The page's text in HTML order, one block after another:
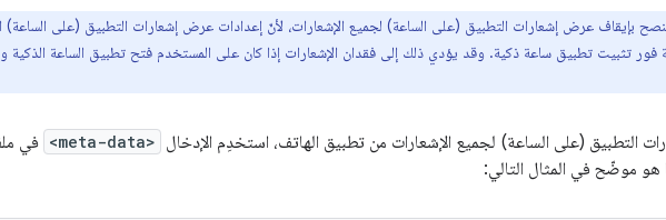
بإيقاف عرض إشعارات التطبيق (على الساعة) لجميع الإشعارات، لأنّ إعدادات عرض إشعارات التطبيق (على
فور تثبيت تطبيق ساعة ذكية. وقد يؤدي ذلك إلى فقدان الإشعارات إذا كان على المستخدم فتح تطبيق الساعة الذكية
التطبيق (على الساعة) لجميع الإشعارات من تطبيق الهاتف، استخدِم الإدخال <meta-data> في
هو موضّح في المثال التالي: